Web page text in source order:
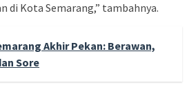
di Kota Semarang,” tambahnya.
Akhir Pekan: Berawan,
Sore